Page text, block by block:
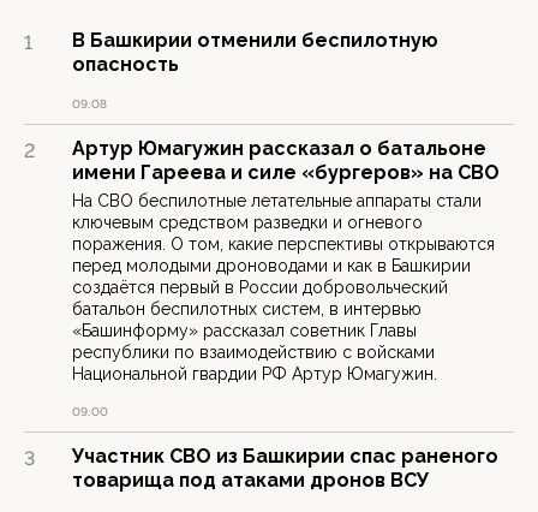
1
В Башкирии отменили беспилотную
опасность
09:08
2
Артур Юмагужин рассказал о батальоне
имени Гареева и силе «бургеров» на СВО
На СВО беспилотные летательные аппараты стали
ключевым средством разведки и огневого
поражения. О том, какие перспективы открываются
перед молодыми дроноводами и как в Башкирии
создаётся первый в России добровольческий
батальон беспилотных систем, в интервью
«Башинформу» рассказал советник Главы
республики по взаимодействию с войсками
Национальной гвардии РФ Артур Юмагужин.
09:00
3
Участник СВО из Башкирии спас раненого
товарища под атаками дронов ВСУ